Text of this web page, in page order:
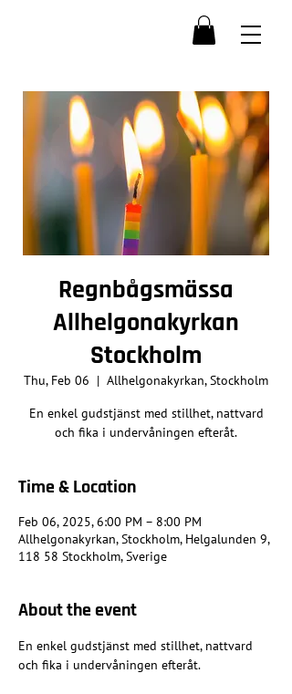
Regnbågsmässa
Allhelgonakyrkan
Stockholm
Thu, Feb 06
  |
Allhelgonakyrkan, Stockholm
En enkel gudstjänst med stillhet, nattvard
och fika i undervåningen efteråt.
Time & Location
Feb 06, 2025, 6:00 PM – 8:00 PM
Allhelgonakyrkan, Stockholm, Helgalunden 9,
118 58 Stockholm, Sverige
About the event
En enkel gudstjänst med stillhet, nattvard
och fika i undervåningen efteråt.